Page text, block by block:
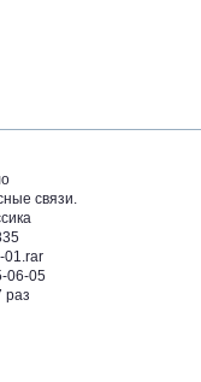
связи.
01.rar
06-05
раз